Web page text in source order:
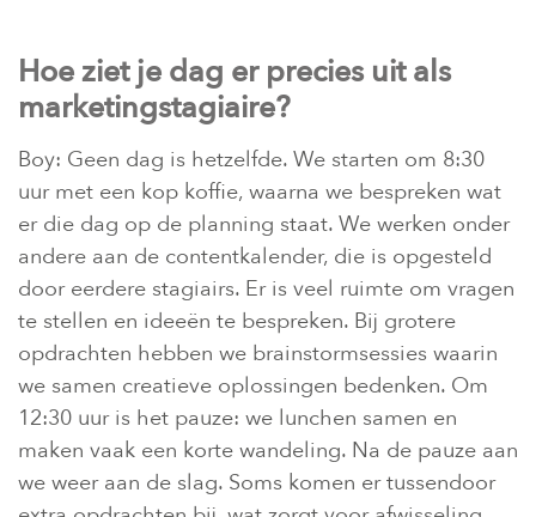
Hoe ziet je dag er precies uit als
marketingstagiaire?
Boy: Geen dag is hetzelfde. We starten om 8:30
uur met een kop koffie, waarna we bespreken wat
er die dag op de planning staat. We werken onder
andere aan de contentkalender, die is opgesteld
door eerdere stagiairs. Er is veel ruimte om vragen
te stellen en ideeën te bespreken. Bij grotere
opdrachten hebben we brainstormsessies waarin
we samen creatieve oplossingen bedenken. Om
12:30 uur is het pauze: we lunchen samen en
maken vaak een korte wandeling. Na de pauze aan
we weer aan de slag. Soms komen er tussendoor